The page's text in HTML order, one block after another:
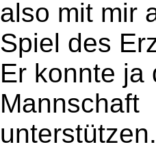
also mit mir
Spiel des
Er konnte ja
Mannschaft
unterstützen.